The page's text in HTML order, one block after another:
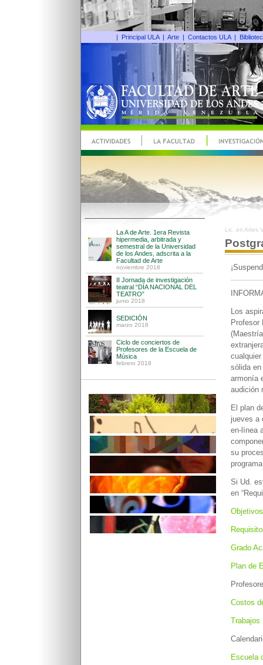
| Principal ULA| Arte | Contactos ULA|
Lic. en Artes
Los
Profesor
sólida
armonía
audición
El plan
jueves a
en-línea
su
Si Ud.
en
Objetivos
Grado
Plan de
Costos
Trabajos
Escuela